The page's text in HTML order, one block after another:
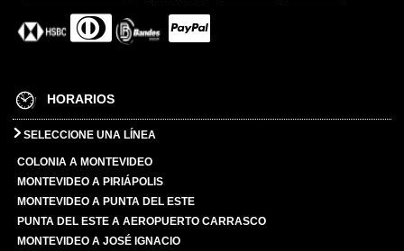
HORARIOS
SELECCIONE UNA LÍNEA
COLONIA A MONTEVIDEO
MONTEVIDEO A PIRIÁPOLIS
MONTEVIDEO A PUNTA DEL ESTE
PUNTA DEL ESTE A AEROPUERTO CARRASCO
MONTEVIDEO A JOSÉ IGNACIO